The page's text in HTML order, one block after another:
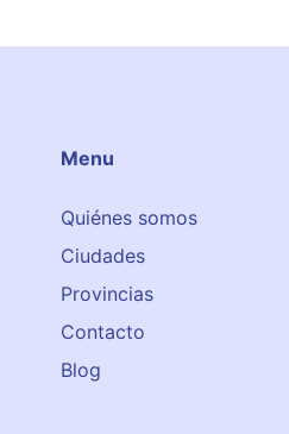
Menu
Quiénes somos
Ciudades
Provincias
Contacto
Blog